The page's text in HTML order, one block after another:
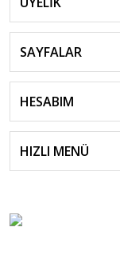
SAYFALAR
HESABIM
HIZLI MENÜ